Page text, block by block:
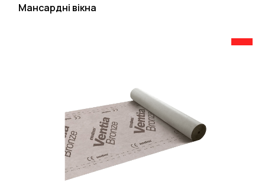
Мансардні вікна